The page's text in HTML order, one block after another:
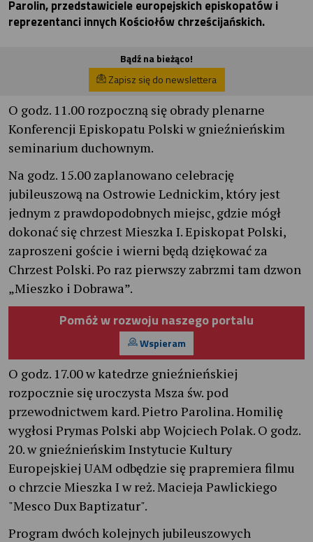
Parolin, przedstawiciele europejskich episkopatów i
reprezentanci innych Kościołów chrześcijańskich.
Bądź na bieżąco!
Zapisz się do newslettera
O godz. 11.00 rozpoczną się obrady plenarne
Konferencji Episkopatu Polski w gnieźnieńskim
seminarium duchownym.
Na godz. 15.00 zaplanowano celebrację
jubileuszową na Ostrowie Lednickim, który jest
jednym z prawdopodobnych miejsc, gdzie mógł
dokonać się chrzest Mieszka I. Episkopat Polski,
zaproszeni goście i wierni będą dziękować za
Chrzest Polski. Po raz pierwszy zabrzmi tam dzwon
„Mieszko i Dobrawa”.
Pomóż w rozwoju naszego portalu
Wspieram
O godz. 17.00 w katedrze gnieźnieńskiej
rozpocznie się uroczysta Msza św. pod
przewodnictwem kard. Pietro Parolina. Homilię
wygłosi Prymas Polski abp Wojciech Polak. O godz.
20. w gnieźnieńskim Instytucie Kultury
Europejskiej UAM odbędzie się prapremiera filmu
o chrzcie Mieszka I w reż. Macieja Pawlickiego
"Mesco Dux Baptizatur".
Program dwóch kolejnych jubileuszowych